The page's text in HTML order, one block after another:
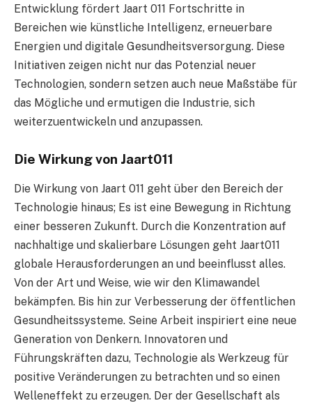
Entwicklung fördert Jaart 011 Fortschritte in
Bereichen wie künstliche Intelligenz, erneuerbare
Energien und digitale Gesundheitsversorgung. Diese
Initiativen zeigen nicht nur das Potenzial neuer
Technologien, sondern setzen auch neue Maßstäbe für
das Mögliche und ermutigen die Industrie, sich
weiterzuentwickeln und anzupassen.
Die Wirkung von Jaart011
Die Wirkung von Jaart 011 geht über den Bereich der
Technologie hinaus; Es ist eine Bewegung in Richtung
einer besseren Zukunft. Durch die Konzentration auf
nachhaltige und skalierbare Lösungen geht Jaart011
globale Herausforderungen an und beeinflusst alles.
Von der Art und Weise, wie wir den Klimawandel
bekämpfen. Bis hin zur Verbesserung der öffentlichen
Gesundheitssysteme. Seine Arbeit inspiriert eine neue
Generation von Denkern. Innovatoren und
Führungskräften dazu, Technologie als Werkzeug für
positive Veränderungen zu betrachten und so einen
Welleneffekt zu erzeugen. Der der Gesellschaft als